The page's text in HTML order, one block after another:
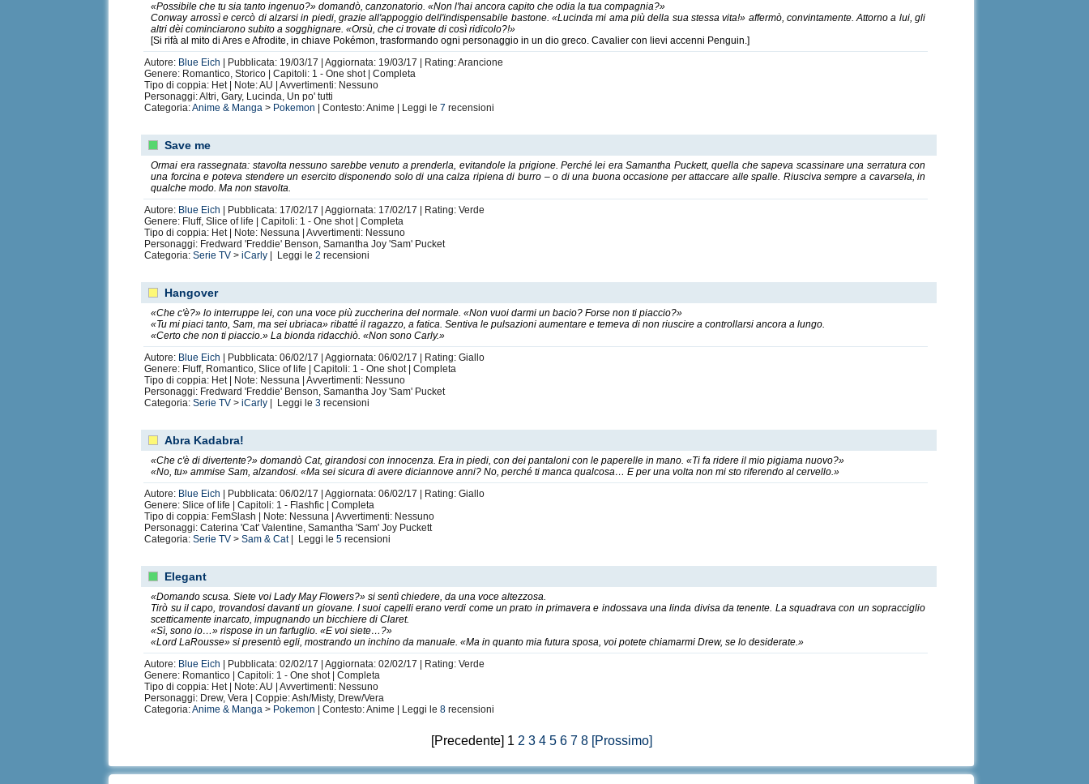
«Possibile che tu sia tanto ingenuo?» domandò, canzonatorio. «Non l'hai ancora capito che odia la tua compagnia?»
Conway arrossì e cercò di alzarsi in piedi, grazie all'appoggio dell'indispensabile bastone. «Lucinda mi ama più della sua stessa vita!» affermò, convintamente. Attorno a lui, gli
altri dèi cominciarono subito a sogghignare. «Orsù, che ci trovate di così ridicolo?!»
[Si rifà al mito di Ares e Afrodite, in chiave Pokémon, trasformando ogni personaggio in un dio greco. Cavalier con lievi accenni Penguin.]
Autore: Blue Eich
| Pubblicata: 19/03/17 | Aggiornata: 19/03/17 | Rating: Arancione
Genere: Romantico, Storico | Capitoli: 1 - One shot | Completa
Tipo di coppia: Het | Note: AU | Avvertimenti: Nessuno
Personaggi: Altri, Gary, Lucinda, Un po' tutti
Categoria:Anime & Manga > Pokemon | Contesto: Anime | Leggi le7 recensioni
Save me
Ormai era rassegnata: stavolta nessuno sarebbe venuto a prenderla, evitandole la prigione. Perché lei era Samantha Puckett, quella che sapeva scassinare una serratura con
una forcina e poteva stendere un esercito disponendo solo di una calza ripiena di burro – o di una buona occasione per attaccare alle spalle. Riusciva sempre a cavarsela, in
qualche modo. Ma non stavolta.
Autore: Blue Eich
| Pubblicata: 17/02/17 | Aggiornata: 17/02/17 | Rating: Verde
Genere: Fluff, Slice of life | Capitoli: 1 - One shot | Completa
Tipo di coppia: Het | Note: Nessuna | Avvertimenti: Nessuno
Personaggi: Fredward 'Freddie' Benson, Samantha Joy 'Sam' Pucket
Categoria:Serie TV >iCarly | Leggi le2 recensioni
Hangover
«Che c'è?» lo interruppe lei, con una voce più zuccherina del normale. «Non vuoi darmi un bacio? Forse non ti piaccio?»
«Tu mi piaci tanto, Sam, ma sei ubriaca» ribatté il ragazzo, a fatica. Sentiva le pulsazioni aumentare e temeva di non riuscire a controllarsi ancora a lungo.
«Certo che non ti piaccio.» La bionda ridacchiò. «Non sono Carly.»
Autore: Blue Eich
| Pubblicata: 06/02/17 | Aggiornata: 06/02/17 | Rating: Giallo
Genere: Fluff, Romantico, Slice of life | Capitoli: 1 - One shot | Completa
Tipo di coppia: Het | Note: Nessuna | Avvertimenti: Nessuno
Personaggi: Fredward 'Freddie' Benson, Samantha Joy 'Sam' Pucket
Categoria:Serie TV >iCarly | Leggi le3 recensioni
Abra Kadabra!
«Che c'è di divertente?» domandò Cat, girandosi con innocenza. Era in piedi, con dei pantaloni con le paperelle in mano. «Ti fa ridere il mio pigiama nuovo?»
«No, tu» ammise Sam, alzandosi. «Ma sei sicura di avere diciannove anni? No, perché ti manca qualcosa… E per una volta non mi sto riferendo al cervello.»
Autore: Blue Eich
| Pubblicata: 06/02/17 | Aggiornata: 06/02/17 | Rating: Giallo
Genere: Slice of life | Capitoli: 1 - Flashfic | Completa
Tipo di coppia: FemSlash | Note: Nessuna | Avvertimenti: Nessuno
Personaggi: Caterina 'Cat' Valentine, Samantha 'Sam' Joy Puckett
Categoria:Serie TV >Sam & Cat| Leggi le5 recensioni
Elegant
«Domando scusa. Siete voi Lady May Flowers?» si sentì chiedere, da una voce altezzosa.
Tirò su il capo, trovandosi davanti un giovane. I suoi capelli erano verdi come un prato in primavera e indossava una linda divisa da tenente. La squadrava con un sopracciglio
scetticamente inarcato, impugnando un bicchiere di Claret.
«Sì, sono io…» rispose in un farfuglio. «E voi siete…?»
«Lord LaRousse» si presentò egli, mostrando un inchino da manuale. «Ma in quanto mia futura sposa, voi potete chiamarmi Drew, se lo desiderate.»
Autore: Blue Eich
| Pubblicata: 02/02/17 | Aggiornata: 02/02/17 | Rating: Verde
Genere: Romantico | Capitoli: 1 - One shot | Completa
Tipo di coppia: Het | Note: AU | Avvertimenti: Nessuno
Personaggi: Drew, Vera | Coppie: Ash/Misty, Drew/Vera
Categoria:Anime & Manga > Pokemon | Contesto: Anime | Leggi le8 recensioni
[Precedente] 1 2 3 4 5 6 7 8 [Prossimo]